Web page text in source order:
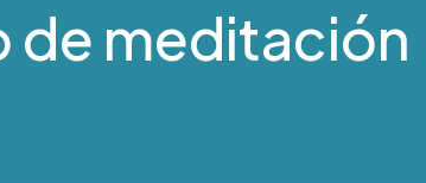
de meditación